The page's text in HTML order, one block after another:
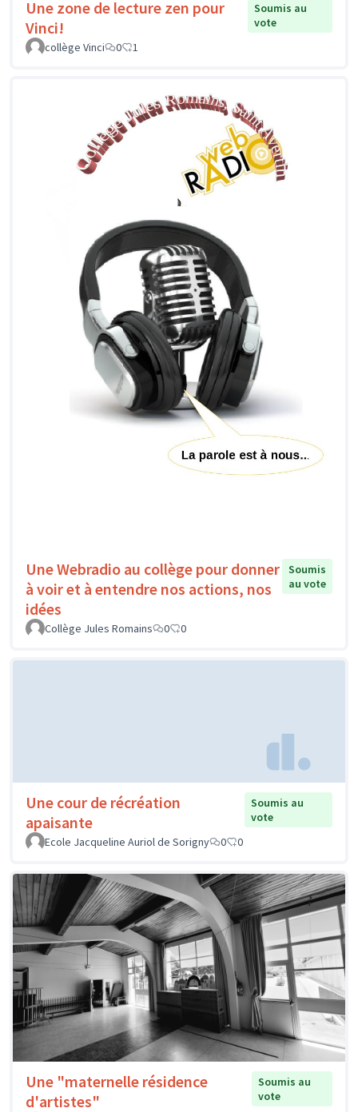
Une zone de lecture zen pour
Vinci!
Soumis au
vote
collège Vinci
0 1
Une Webradio au collège pour donner
à voir et à entendre nos actions, nos
idées
Soumis
au vote
Collège Jules Romains 0 0
Une cour de récréation
apaisante
Soumis au
vote
Ecole Jacqueline Auriol de Sorigny
0 0
Une "maternelle résidence
d'artistes"
Soumis au
vote